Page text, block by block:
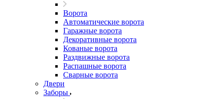
Ворота
Автоматические ворота
Гаражные ворота
Декоративные ворота
Кованые ворота
Раздвижные ворота
Распашные ворота
Сварные ворота
Двери
Заборы